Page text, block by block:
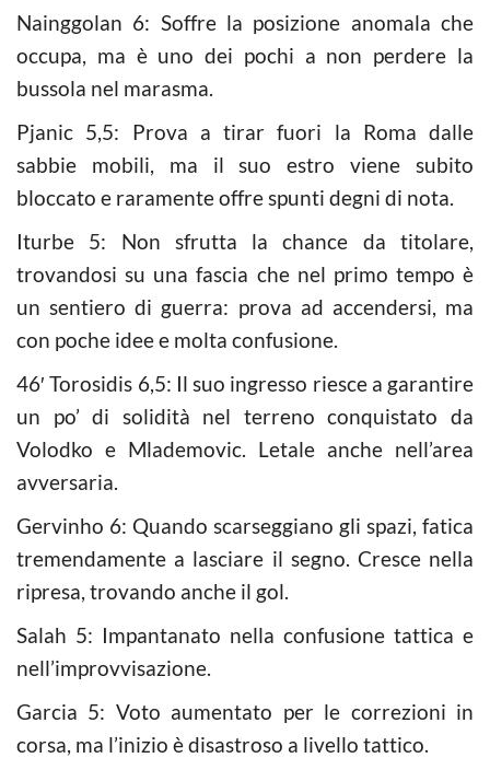
Nainggolan 6: Soffre la posizione anomala che
occupa, ma è uno dei pochi a non perdere la
bussola nel marasma.
Pjanic 5,5: Prova a tirar fuori la Roma dalle
sabbie mobili, ma il suo estro viene subito
bloccato e raramente offre spunti degni di nota.
Iturbe 5: Non sfrutta la chance da titolare,
trovandosi su una fascia che nel primo tempo è
un sentiero di guerra: prova ad accendersi, ma
con poche idee e molta confusione.
46′ Torosidis 6,5: Il suo ingresso riesce a garantire
un po’ di solidità nel terreno conquistato da
Volodko e Mlademovic. Letale anche nell’area
avversaria.
Gervinho 6: Quando scarseggiano gli spazi, fatica
tremendamente a lasciare il segno. Cresce nella
ripresa, trovando anche il gol.
Salah 5: Impantanato nella confusione tattica e
nell’improvvisazione.
Garcia 5: Voto aumentato per le correzioni in
corsa, ma l’inizio è disastroso a livello tattico.